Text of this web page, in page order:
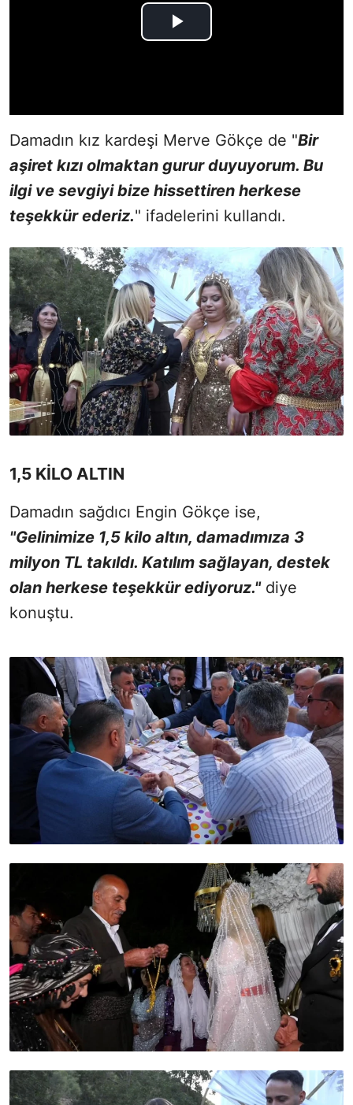
Damadın kız kardeşi Merve Gökçe de "Bir
aşiret kızı olmaktan gurur duyuyorum. Bu
ilgi ve sevgiyi bize hissettiren herkese
teşekkür ederiz." ifadelerini kullandı.
1,5 KİLO ALTIN
Damadın sağdıcı Engin Gökçe ise,
"Gelinimize 1,5 kilo altın, damadımıza 3
milyon TL takıldı. Katılım sağlayan, destek
olan herkese teşekkür ediyoruz."diye
konuştu.